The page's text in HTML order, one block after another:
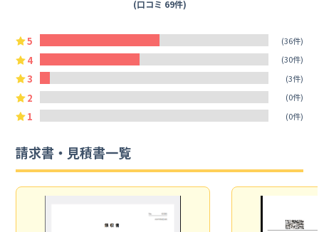
(口コミ 69件)
5 (36件)
4 (30件)
3 (3件)
2 (0件)
1 (0件)
請求書・見積書一覧